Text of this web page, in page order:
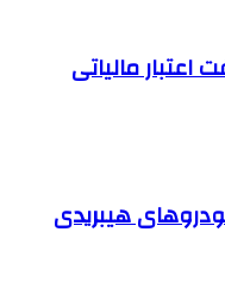
مالیاتی
هیبریدی